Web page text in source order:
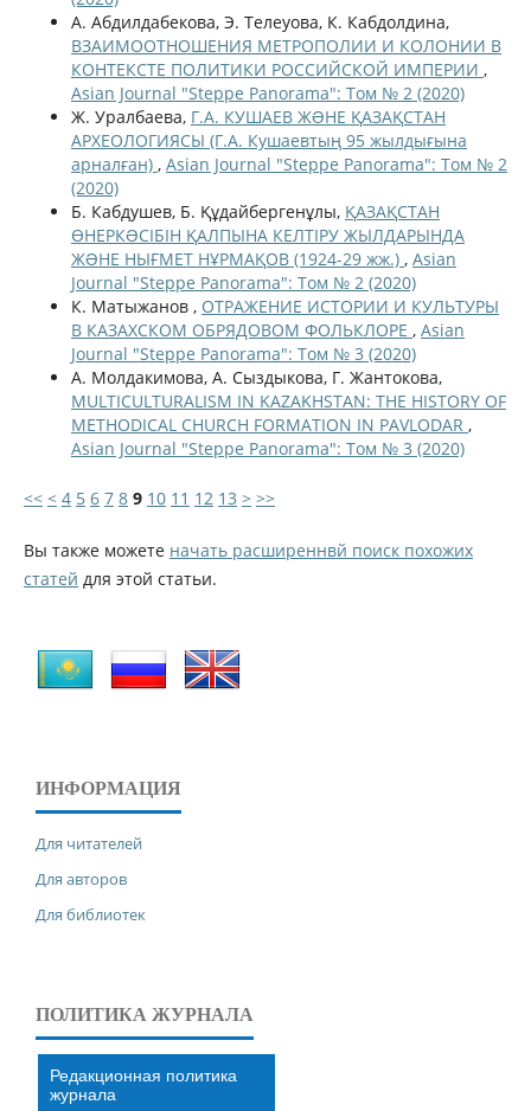
А. Абдилдабекова, Э. Телеуова, К. Кабдолдина,
ВЗАИМООТНОШЕНИЯ МЕТРОПОЛИИ И КОЛОНИИ В
КОНТЕКСТЕ ПОЛИТИКИ РОССИЙСКОЙ ИМПЕРИИ ,
Asian Journal "Steppe Panorama": Том № 2 (2020)
Ж. Уралбаева, Г.А. КУШАЕВ ЖƏНЕ ҚАЗАҚСТАН
АРХЕОЛОГИЯСЫ (Г.А. Кушаевтың 95 жылдығына
арналған) , Asian Journal "Steppe Panorama": Том № 2
(2020)
Б. Кабдушев, Б. Құдайбергенұлы, ҚАЗАҚСТАН
ӨНЕРКƏСІБІН ҚАЛПЫНА КЕЛТІРУ ЖЫЛДАРЫНДА
ЖƏНЕ НЫҒМЕТ НҰРМАҚОВ (1924-29 жж.) , Asian
Journal "Steppe Panorama": Том № 2 (2020)
К. Матыжанов , ОТРАЖЕНИЕ ИСТОРИИ И КУЛЬТУРЫ
В КАЗАХСКОМ ОБРЯДОВОМ ФОЛЬКЛОРЕ , Asian
Journal "Steppe Panorama": Том № 3 (2020)
А. Молдакимова, А. Сыздыкова, Г. Жантокова,
MULTICULTURALISM IN KAZAKHSTAN: THE HISTORY OF
METHODICAL CHURCH FORMATION IN PAVLODAR ,
Asian Journal "Steppe Panorama": Том № 3 (2020)
<< < 4 5 6 7 8 9 10 11 12 13 > >>
Вы также можете начать расширеннвй поиск похожих
статей для этой статьи.
ИНФОРМАЦИЯ
Для читателей
Для авторов
Для библиотек
ПОЛИТИКА ЖУРНАЛА
Редакционная политика
журнала